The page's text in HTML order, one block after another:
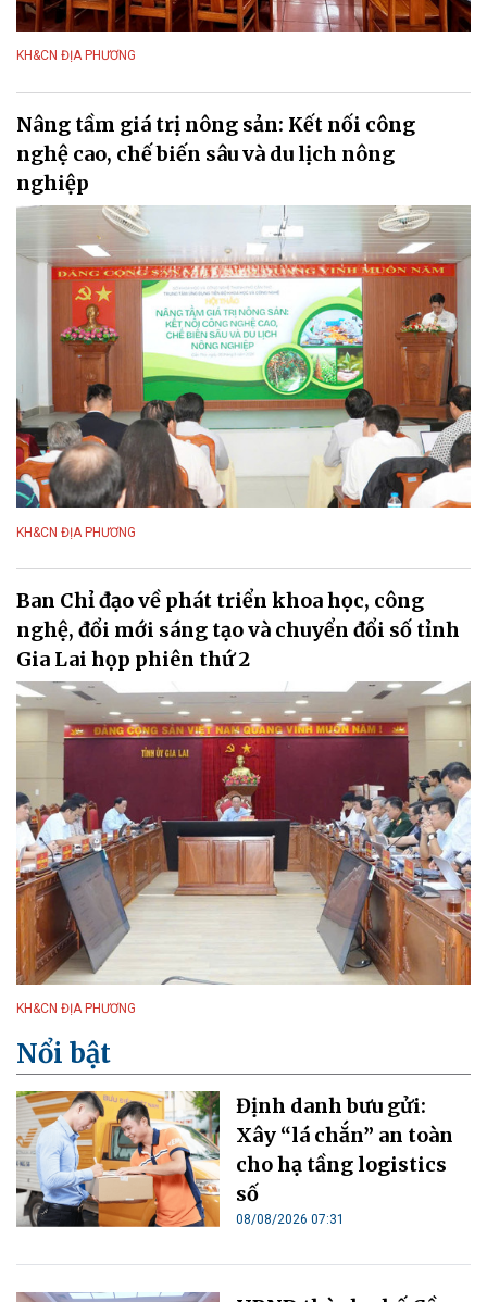
KH&CN ĐỊA PHƯƠNG
Nâng tầm giá trị nông sản: Kết nối công
nghệ cao, chế biến sâu và du lịch nông
nghiệp
KH&CN ĐỊA PHƯƠNG
Ban Chỉ đạo về phát triển khoa học, công
nghệ, đổi mới sáng tạo và chuyển đổi số tỉnh
Gia Lai họp phiên thứ 2
KH&CN ĐỊA PHƯƠNG
Nổi bật
Định danh bưu gửi:
Xây “lá chắn” an toàn
cho hạ tầng logistics
số
08/08/2026 07:31